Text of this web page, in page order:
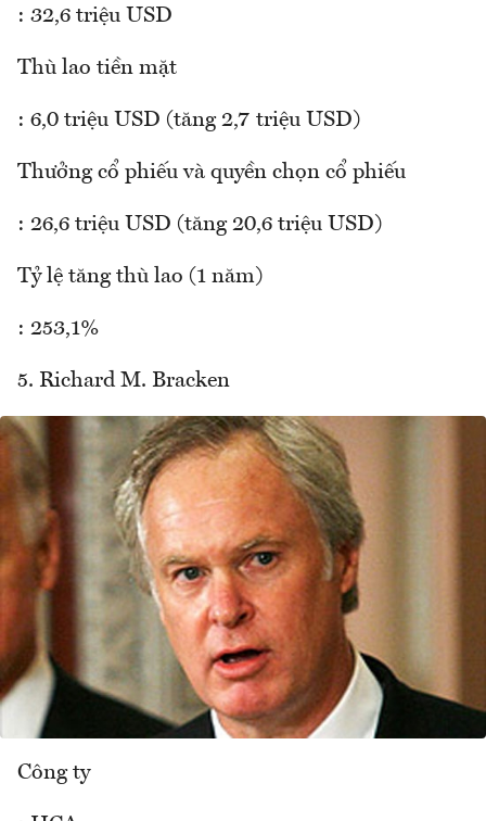
: 32,6 triệu USD
Thù lao tiền mặt
: 6,0 triệu USD (tăng 2,7 triệu USD)
Thưởng cổ phiếu và quyền chọn cổ phiếu
: 26,6 triệu USD (tăng 20,6 triệu USD)
Tỷ lệ tăng thù lao (1 năm)
: 253,1%
5. Richard M. Bracken
Công ty